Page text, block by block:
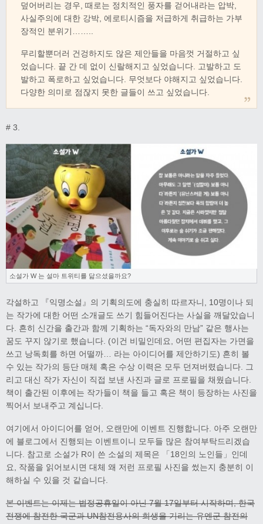
덮어버리는 경우, 때로는 정치적인 풍자를 걷어내라는 압박,
사실주의에 대한 강박, 에로티시즘을 저급하게 취급하는 가부
장적인 분위기……..
무리할뿐더러 건겅하지도 않은 제안들을 마음껏 거절하고 싶
었습니다. 끝 간 데 없이 신랄해지고 싶었습니다. 고발하고 도
발하고 폭로하고 싶었습니다. 무엇보다 야해지고 싶었습니다.
다양한 의미로 점잖지 못한 글들이 쓰고 싶었습니다.
# 3.
소설가 W 는 설마 트위티를 닮으셨을까요?
각설하고 『익명소설』의 기획의도에 충실히 따르자니, 10명이나 되
는 작가에 대한 어떤 소개글도 쓰기 힘들어진다는 사실을 깨달았습니
다. 흔히 신간을 출간과 함께 기획하는 “독자와의 만남” 같은 행사는
꿈도 꾸지 않기로 했습니다. (이건 비밀인데요, 어떤 편집자는 가면을
쓰고 낭독회를 하면 어떨까… 라는 아이디어를 제안하기도) 흔히 볼
수 있는 작가의 등단 매체 혹은 수상 이력은 모두 던져버렸습니다. 그
리고 대신 작가 자신이 직접 보낸 사진과 글로 프로필을 채웠습니다.
책이 출간된 이후에는 작가들이 책을 들고 혹은 책이 등장하는 사진을
찍어서 보내주고 계십니다.
여기에서 아이디어를 얻어, 오랜만에 이벤트 진행합니다. 아주 오랜만
에 블로그에서 진행되는 이벤트이니 모두들 많은 참여부탁드리겠습
니다. 참고로 소설가 R이 쓴 소설의 제목은 「18인의 노인들」인데
요, 작품을 읽어보시면 대체 왜 저런 프로필 사진을 썼는지 충분히 이
해하실 수 있을 것 같습니다.
본 이벤트는 이제는 법정공휴일이 아닌 7월 17일부터 시작하며, 한국
전쟁에 참전한 국군과 UN참전용사의 희생을 기리는 유엔군 참전의